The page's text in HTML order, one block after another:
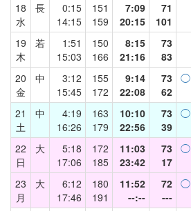
18
水
長
0:15
14:15
151
159
7:09
20:15
71
101
19
木
若
1:51
15:03
150
166
8:15
21:16
73
83
20
金
中
3:12
15:45
155
172
9:14
22:08
73
62
◯
21
土
中
4:19
16:26
163
179
10:10
22:56
73
39
◯
22
日
大
5:18
17:06
172
185
11:03
23:42
73
17
◯
23
月
大
6:12
17:46
180
191
11:52
--:--
72
---
◯